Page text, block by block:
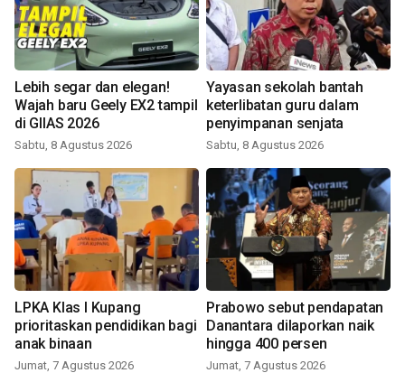
Lebih segar dan elegan!
Wajah baru Geely EX2 tampil
di GIIAS 2026
Sabtu, 8 Agustus 2026
Yayasan sekolah bantah
keterlibatan guru dalam
penyimpanan senjata
Sabtu, 8 Agustus 2026
LPKA Klas I Kupang
prioritaskan pendidikan bagi
anak binaan
Jumat, 7 Agustus 2026
Prabowo sebut pendapatan
Danantara dilaporkan naik
hingga 400 persen
Jumat, 7 Agustus 2026